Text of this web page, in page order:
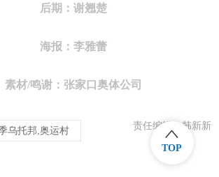
后期：谢翘楚
海报：李雅蕾
素材/鸣谢：张家口奥体公司
乌托邦,奥运村 责任编辑：韩新新
TOP